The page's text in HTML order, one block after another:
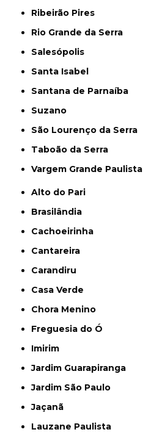
Ribeirão Pires
Rio Grande da Serra
Salesópolis
Santa Isabel
Santana de Parnaíba
Suzano
São Lourenço da Serra
Taboão da Serra
Vargem Grande Paulista
Alto do Pari
Brasilândia
Cachoeirinha
Cantareira
Carandiru
Casa Verde
Chora Menino
Freguesia do Ó
Imirim
Jardim Guarapiranga
Jardim São Paulo
Jaçanã
Lauzane Paulista